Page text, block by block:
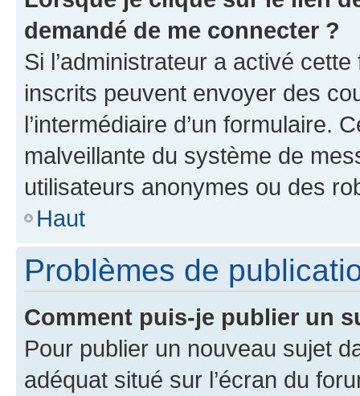
demandé de me connecter ?
Si l’administrateur a activé
inscrits peuvent envoyer des
l’intermédiaire d’un formulaire.
malveillante du système de
utilisateurs anonymes ou des
Haut
Problèmes de
Comment puis-je publier un
Pour publier un nouveau sujet
adéquat situé sur l’écran du